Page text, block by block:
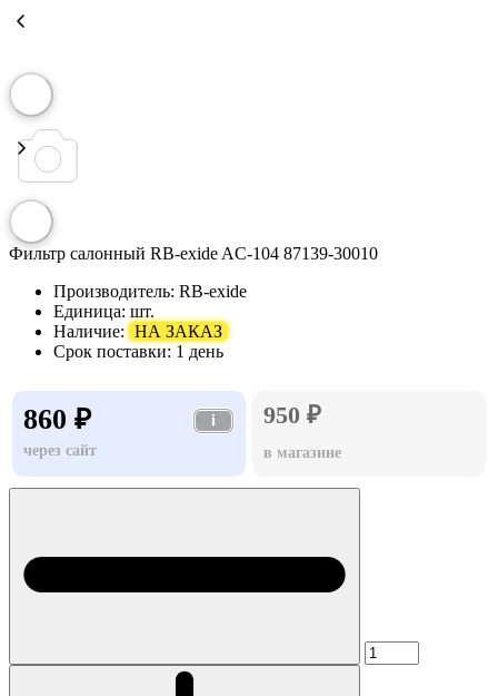
Фильтр салонный RB-exide AC-104 87139-30010
Производитель: RB-exide
Единица: шт.
Наличие: НА ЗАКАЗ
Срок поставки: 1 день
860 ₽
i
через сайт
950 ₽
в магазине